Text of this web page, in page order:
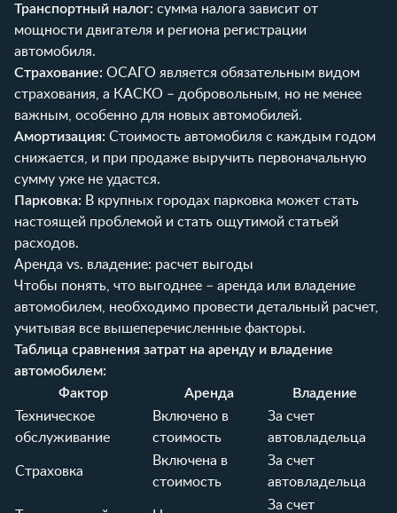
Транспортный налог: сумма налога зависит от
мощности двигателя и региона регистрации
автомобиля.
Страхование: ОСАГО является обязательным видом
страхования, а КАСКО – добровольным, но не менее
важным, особенно для новых автомобилей.
Амортизация: Стоимость автомобиля с каждым годом
снижается, и при продаже выручить первоначальную
сумму уже не удастся.
Парковка: В крупных городах парковка может стать
настоящей проблемой и стать ощутимой статьей
расходов.
Аренда vs. владение: расчет выгоды
Чтобы понять, что выгоднее – аренда или владение
автомобилем, необходимо провести детальный расчет,
учитывая все вышеперечисленные факторы.
Таблица сравнения затрат на аренду и владение
автомобилем:
Фактор
Аренда
Владение
Техническое
обслуживание
Включено в
стоимость
За счет
автовладельца
Страховка
Включена в
стоимость
За счет
автовладельца
За счет